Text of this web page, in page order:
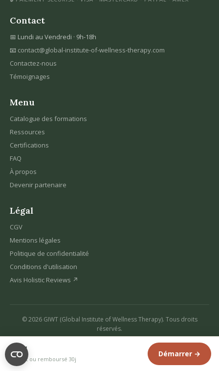
69€
Satisfait ou remboursé 30j
Démarrer →
Contact
📅 Lundi au Vendredi · 9h-18h
📧 contact@global-institute-of-wellness-therapy.com
Contactez-nous
Témoignages
Menu
Catalogue des formations
Ressources
Certifications
FAQ
À propos
Devenir partenaire
Légal
CGV
Mentions légales
Politique de confidentialité
Conditions d'utilisation
Avis Holistic Reviews ↗
© 2026 GIWT (Global Institute of Wellness Therapy). Tous droits
réservés.